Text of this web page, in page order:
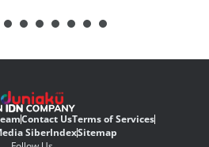
Contact UsTerms of Services
SiberIndexSitemap